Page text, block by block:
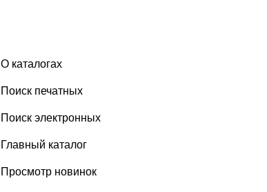
О каталогах
Поиск печатных
Поиск электронных
Главный каталог
Просмотр новинок